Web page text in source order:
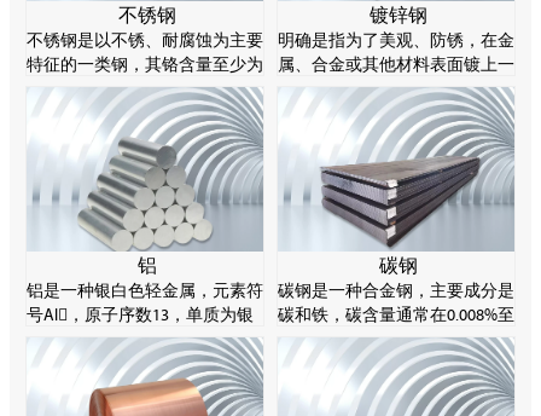
不锈钢
不锈钢是以不锈、耐腐蚀为主要
特征的一类钢，其铬含量至少为
10.5%，碳含量不超过1.2%。不
锈钢的耐腐蚀性源于其化学成分
的特性，特别是铬元素能在钢表
面形成一层薄薄的氧化物，阻止
进一步腐蚀。
镀锌钢
明确是指为了美观、防锈，在金
属、合金或其他材料表面镀上一
层锌的表面处理技术，主要采用
热谈判方法。锌易溶解酸和碱，
所以被称为两性金属。
铝
铝是一种银白色轻金属，元素符
号Al，原子序数13，单质为银
白色轻金属，有延展性，产品通
常制成棒、片、箔、粉、带、丝
等。
碳钢
碳钢是一种合金钢，主要成分是
碳和铁，碳含量通常在0.008%至
2.11%之间。碳钢可以通过控制
其碳含量来实现不同的强度等
级。碳钢由于材料成本低、塑性